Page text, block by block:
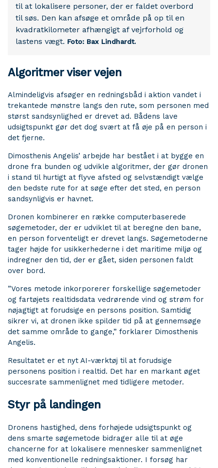
til at lokalisere personer, der er faldet overbord
til søs. Den kan afsøge et område på op til en
kvadratkilometer afhængigt af vejrforhold og
lastens vægt. Foto: Bax Lindhardt.
Algoritmer viser vejen
Almindeligvis afsøger en redningsbåd i aktion vandet i
trekantede mønstre langs den rute, som personen med
størst sandsynlighed er drevet ad. Bådens lave
udsigtspunkt gør det dog svært at få øje på en person i
det fjerne.
Dimosthenis Angelis’ arbejde har bestået i at bygge en
drone fra bunden og udvikle algoritmer, der gør dronen
i stand til hurtigt at flyve afsted og selvstændigt vælge
den bedste rute for at søge efter det sted, en person
sandsynligvis er havnet.
Dronen kombinerer en række computerbaserede
søgemetoder, der er udviklet til at beregne den bane,
en person forventeligt er drevet langs. Søgemetoderne
tager højde for usikkerhederne i det maritime miljø og
indregner den tid, der er gået, siden personen faldt
over bord.
”Vores metode inkorporerer forskellige søgemetoder
og fartøjets realtidsdata vedrørende vind og strøm for
nøjagtigt at forudsige en persons position. Samtidig
sikrer vi, at dronen ikke spilder tid på at gennemsøge
det samme område to gange,” forklarer Dimosthenis
Angelis.
Resultatet er et nyt AI-værktøj til at forudsige
personens position i realtid. Det har en markant øget
succesrate sammenlignet med tidligere metoder.
Styr på landingen
Dronens hastighed, dens forhøjede udsigtspunkt og
dens smarte søgemetode bidrager alle til at øge
chancerne for at lokalisere mennesker sammenlignet
med konventionelle redningsaktioner. I forsøg har